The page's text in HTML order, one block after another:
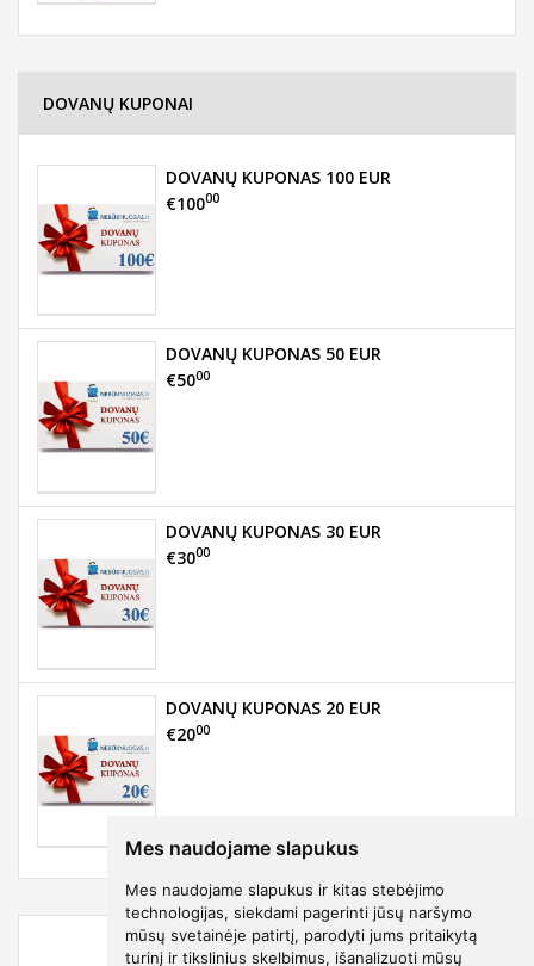
Mes naudojame slapukus
Mes naudojame slapukus ir kitas stebėjimo
technologijas, siekdami pagerinti jūsų naršymo
mūsų svetainėje patirtį, parodyti jums pritaikytą
turinį ir tikslinius skelbimus, išanalizuoti mūsų
DOVANŲ KUPONAI
DOVANŲ KUPONAS 100 EUR
€10000
DOVANŲ KUPONAS 50 EUR
€5000
DOVANŲ KUPONAS 30 EUR
€3000
DOVANŲ KUPONAS 20 EUR
€2000